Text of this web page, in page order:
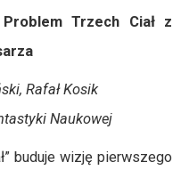
Trzech Ciał z
Rafał Kosik
Naukowej
buduje wizję pierwszego